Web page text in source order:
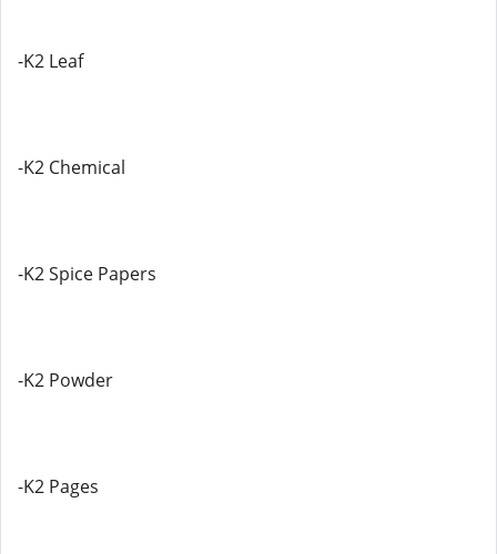
-K2 Leaf
-K2 Chemical
-K2 Spice Papers
-K2 Powder
-K2 Pages